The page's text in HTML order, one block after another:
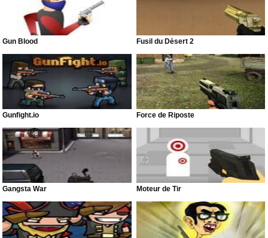
Gun Blood Fusil du Désert 2
Gunfight.io Force de Riposte
Gangsta War Moteur de Tir